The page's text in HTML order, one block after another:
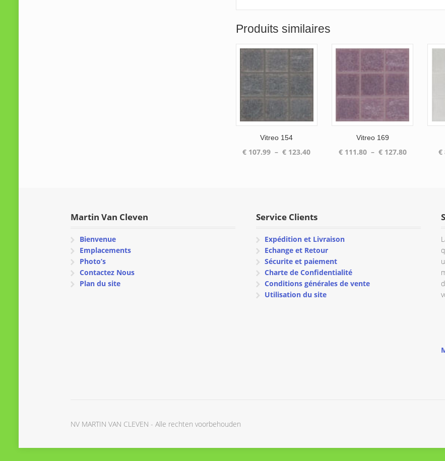
Produits similaires
Vitreo 154
€ 107.99 – € 123.40Plage
Vitreo 169
€111.80 – €127.80Plage
€
Martin Van Cleven
Bienvenue
Emplacements
Photo’s
Contactez Nous
Plan du site
Service Clients
Expédition et Livraison
Echange et Retour
Sécurite et paiement
Charte de Confidentialité
Conditions générales de vente
Utilisation du site
NV MARTIN VAN CLEVEN - Alle rechten voorbehouden